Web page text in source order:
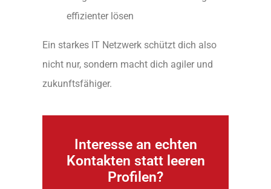
effizienter lösen
Ein starkes IT Netzwerk schützt dich also
nicht nur, sondern macht dich agiler und
zukunftsfähiger.
Interesse an echten
Kontakten statt leeren
Profilen?